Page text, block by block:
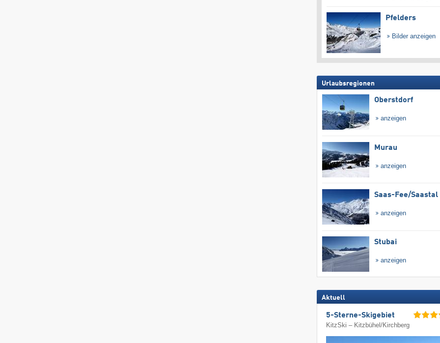
Pfelders
Bilder anzeigen
Urlaubsregionen
Oberstdorf
anzeigen
Murau
anzeigen
Saas-Fee/​Saastal
anzeigen
Stubai
anzeigen
Aktuell
5-Sterne-Skigebiet
KitzSki – Kitzbühel/​Kirchberg